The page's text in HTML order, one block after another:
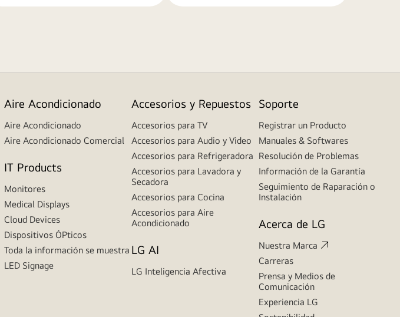
Aire Acondicionado
Aire Acondicionado
Aire Acondicionado Comercial
IT Products
Monitores
Medical Displays
Cloud Devices
Dispositivos ÓPticos
Toda la información se muestra
LED Signage
Accesorios y Repuestos
Accesorios para TV
Accesorios para Audio y Video
Accesorios para Refrigeradora
Accesorios para Lavadora y
Secadora
Accesorios para Cocina
Accesorios para Aire
Acondicionado
LG AI
LG Inteligencia Afectiva
Soporte
Registrar un Producto
Manuales & Softwares
Resolución de Problemas
Información de la Garantía
Seguimiento de Raparación o
Instalación
Acerca de LG
Nuestra Marca
Carreras
Prensa y Medios de
Comunicación
Experiencia LG